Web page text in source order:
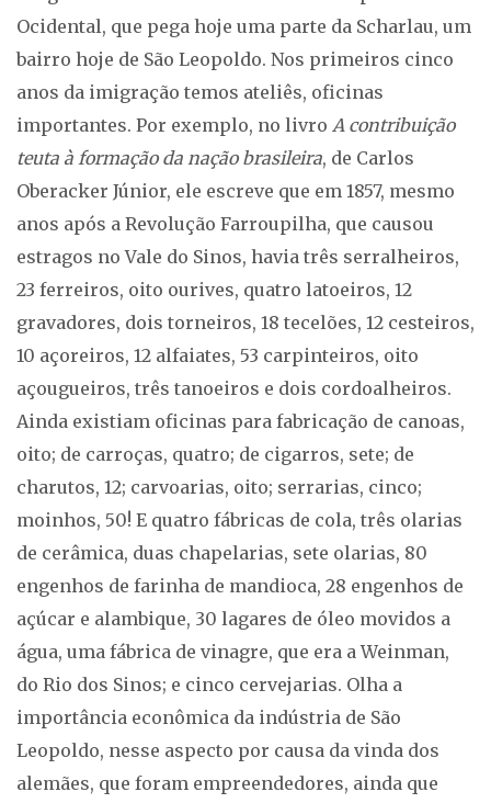
Ocidental, que pega hoje uma parte da Scharlau, um
bairro hoje de São Leopoldo. Nos primeiros cinco
anos da imigração temos ateliês, oficinas
importantes. Por exemplo, no livro A contribuição
teuta à formação da nação brasileira, de Carlos
Oberacker Júnior, ele escreve que em 1857, mesmo
anos após a Revolução Farroupilha, que causou
estragos no Vale do Sinos, havia três serralheiros,
23 ferreiros, oito ourives, quatro latoeiros, 12
gravadores, dois torneiros, 18 tecelões, 12 cesteiros,
10 açoreiros, 12 alfaiates, 53 carpinteiros, oito
açougueiros, três tanoeiros e dois cordoalheiros.
Ainda existiam oficinas para fabricação de canoas,
oito; de carroças, quatro; de cigarros, sete; de
charutos, 12; carvoarias, oito; serrarias, cinco;
moinhos, 50! E quatro fábricas de cola, três olarias
de cerâmica, duas chapelarias, sete olarias, 80
engenhos de farinha de mandioca, 28 engenhos de
açúcar e alambique, 30 lagares de óleo movidos a
água, uma fábrica de vinagre, que era a Weinman,
do Rio dos Sinos; e cinco cervejarias. Olha a
importância econômica da indústria de São
Leopoldo, nesse aspecto por causa da vinda dos
alemães, que foram empreendedores, ainda que